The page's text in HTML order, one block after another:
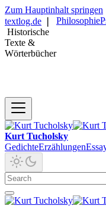
Zum Hauptinhalt springen
textlog.de
Historische
Texte &
Wörterbücher
Philosophie
Kurt Tucholsky
GedichteErzählungen